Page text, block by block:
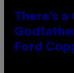
There’s
Ford